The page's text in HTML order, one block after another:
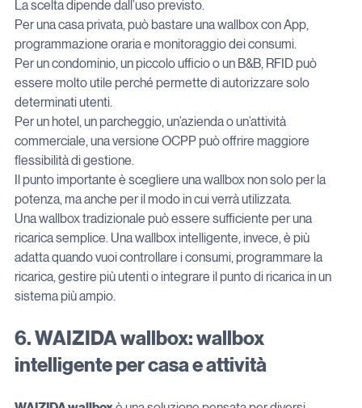
La scelta dipende dall’uso previsto.
Per una casa privata, può bastare una wallbox con App,
programmazione oraria e monitoraggio dei consumi.
Per un condominio, un piccolo ufficio o un B&B, RFID può
essere molto utile perché permette di autorizzare solo
determinati utenti.
Per un hotel, un parcheggio, un’azienda o un’attività
commerciale, una versione OCPP può offrire maggiore
flessibilità di gestione.
Il punto importante è scegliere una wallbox non solo per la
potenza, ma anche per il modo in cui verrà utilizzata.
Una wallbox tradizionale può essere sufficiente per una
ricarica semplice. Una wallbox intelligente, invece, è più
adatta quando vuoi controllare i consumi, programmare la
ricarica, gestire più utenti o integrare il punto di ricarica in un
sistema più ampio.
6. WAIZIDA wallbox: wallbox
intelligente per casa e attività